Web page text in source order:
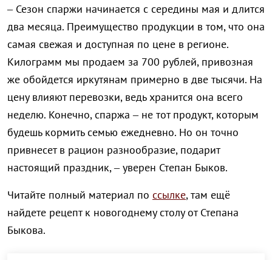
– Сезон спаржи начинается с середины мая и длится
два месяца. Преимущество продукции в том, что она
самая свежая и доступная по цене в регионе.
Килограмм мы продаем за 700 рублей, привозная
же обойдется иркутянам примерно в две тысячи. На
цену влияют перевозки, ведь хранится она всего
неделю. Конечно, спаржа – не тот продукт, которым
будешь кормить семью ежедневно. Но он точно
привнесет в рацион разнообразие, подарит
настоящий праздник, – уверен Степан Быков.
Читайте полный материал по ссылке, там ещё
найдете рецепт к новогоднему столу от Степана
Быкова.